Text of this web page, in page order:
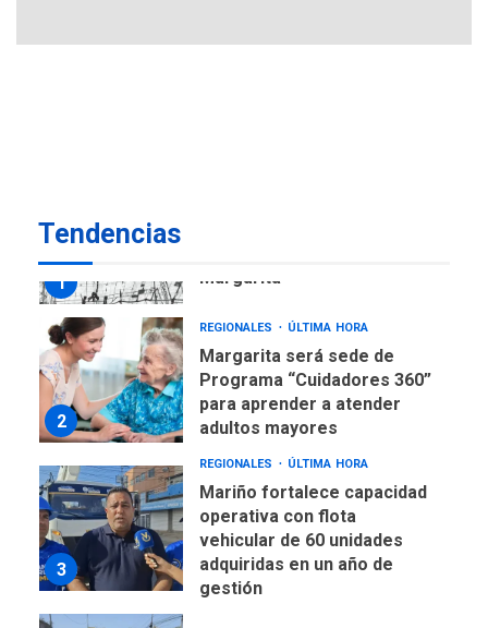
Tendencias
1
Margarita
2
REGIONALES ÚLTIMA HORA
Margarita será sede de
Programa “Cuidadores 360”
para aprender a atender
adultos mayores
3
REGIONALES ÚLTIMA HORA
Mariño fortalece capacidad
operativa con flota
vehicular de 60 unidades
adquiridas en un año de
gestión